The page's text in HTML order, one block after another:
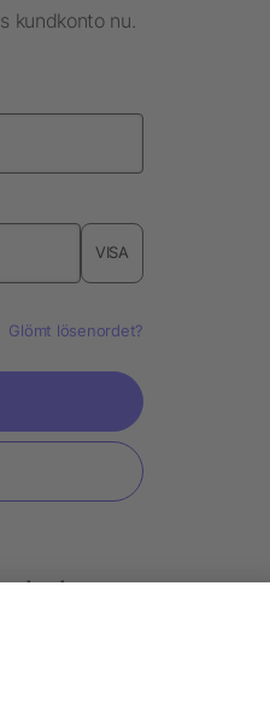
kundkonto nu.
VISA
Glömt lösenordet?